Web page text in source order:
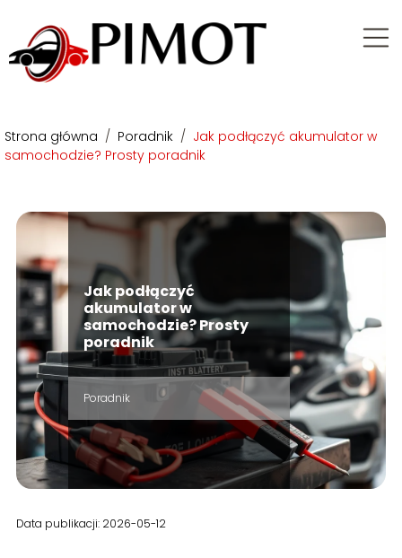
Strona główna / Poradnik / Jak podłączyć akumulator w
samochodzie? Prosty poradnik
Jak podłączyć
akumulator w
samochodzie? Prosty
poradnik
Poradnik
Data publikacji: 2026-05-12